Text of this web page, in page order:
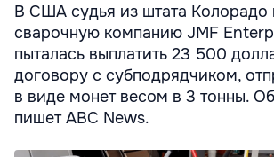
В США судья из штата Колорадо
сварочную компанию JMF
пыталась выплатить 23 500
договору с субподрядчиком,
в виде монет весом в 3 тонны.
пишет ABC News.